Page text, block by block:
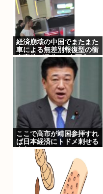
経済崩壊の中国でまたまた
車による無差別報復型の衝
突事件が発生、7人死亡9
ここで高市が靖国参拝すれ
ば日本経済にトドメ刺せる